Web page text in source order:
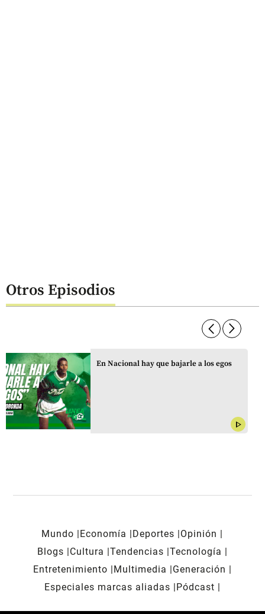
Otros Episodios
arrow_forward_ios
En Nacional hay que bajarle a los egos
play_arrow
arrow_forward_ios
Mundo Economía Deportes
Opinión
Blogs
Cultura Tendencias Tecnología
Entretenimiento
Multimedia
Generación
Especiales marcas aliadas
Pódcast